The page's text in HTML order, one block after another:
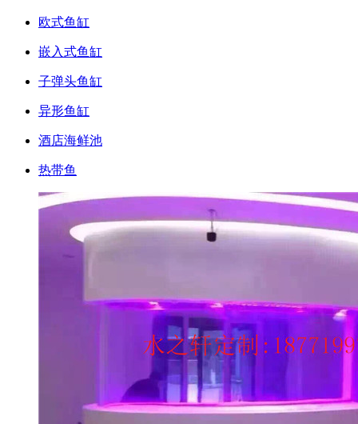
欧式鱼缸
嵌入式鱼缸
子弹头鱼缸
异形鱼缸
酒店海鲜池
热带鱼